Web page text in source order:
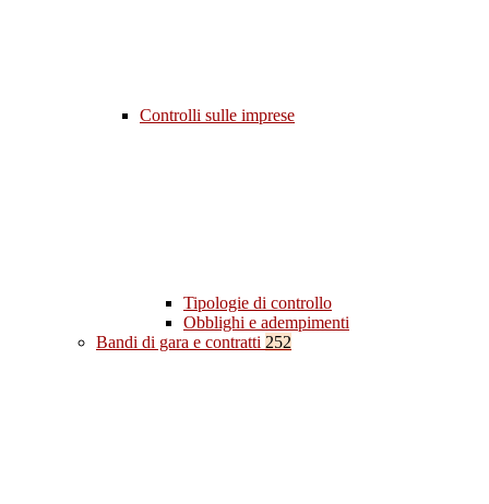
Controlli sulle imprese
Tipologie di controllo
Obblighi e adempimenti
Bandi di gara e contratti 252